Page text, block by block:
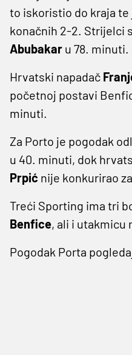
to iskoristio do kraja te
konačnih 2-2. Strijelci
Abubakar u 78. minuti.
Hrvatski napadač
početnoj postavi
minuti.
Za Porto je pogodak
u 40. minuti, dok
Prpić nije konkurirao
Treći Sporting ima tri
Benfice, ali i utakmicu
Pogodak Porta